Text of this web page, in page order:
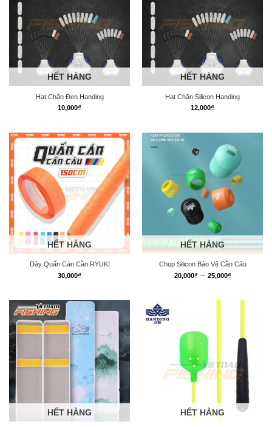
HẾT HÀNG
Hạt Chặn Đen Handing
10,000₫
HẾT HÀNG
Hạt Chặn Silicon Handing
12,000₫
HẾT HÀNG
Dây Quấn Cán Cần RYUKI
30,000₫
HẾT HÀNG
Chụp Silicon Bảo Vệ Cần Câu
20,000₫ – 25,000₫Khoảng
20,000₫
HẾT HÀNG HẾT HÀNG